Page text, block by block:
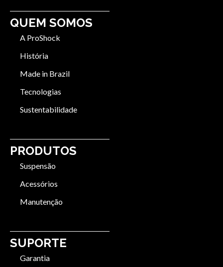
QUEM SOMOS
A ProShock
História
Made in Brazil
Tecnologias
Sustentabilidade
PRODUTOS
Suspensão
Acessórios
Manutenção
SUPORTE
Garantia